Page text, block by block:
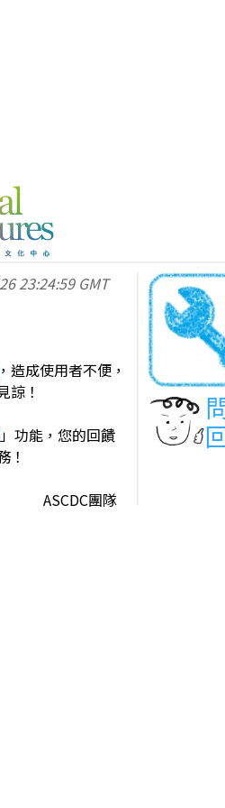
23:24:59 GMT
，造成使用者不便，
諒！
」功能，您的回饋
！
團隊